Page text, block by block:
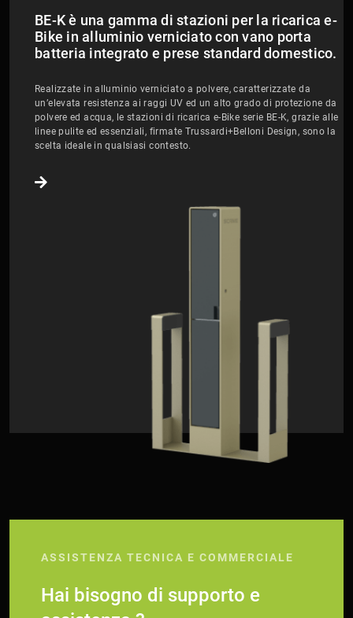
BE-K è una gamma di stazioni per la ricarica e-
Bike in alluminio verniciato con vano porta
batteria integrato e prese standard domestico.
Realizzate in alluminio verniciato a polvere, caratterizzate da
un’elevata resistenza ai raggi UV ed un alto grado di protezione da
polvere ed acqua, le stazioni di ricarica e-Bike serie BE-K, grazie alle
linee pulite ed essenziali, firmate Trussardi+Belloni Design, sono la
scelta ideale in qualsiasi contesto.
ASSISTENZA TECNICA E COMMERCIALE
Hai bisogno di supporto e